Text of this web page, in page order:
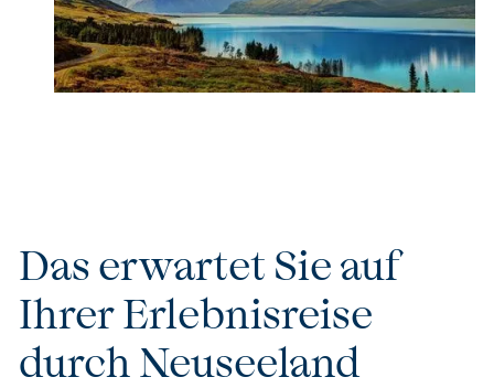
Das erwartet Sie auf
Ihrer Erlebnisreise
durch Neuseeland